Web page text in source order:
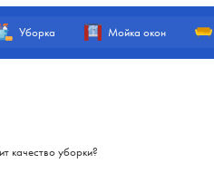
Уборка Мойка окон
качество уборки?